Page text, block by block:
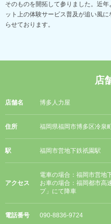
そのものを開拓して参りました。近
ット上の体験サービス普及が追い風
らせております。
店
店舗名 博多人力屋
住所 福岡県福岡市博多区冷
駅 福岡市営地下鉄祇園駅
アクセス
電車の場合：福岡市営地
お車の場合：福岡都市高
プ」にて降車
電話番号 090-8836-9724